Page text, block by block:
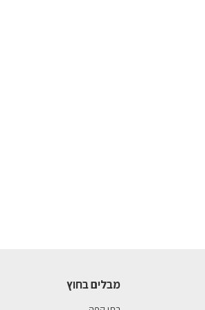
מבלים בחוץ